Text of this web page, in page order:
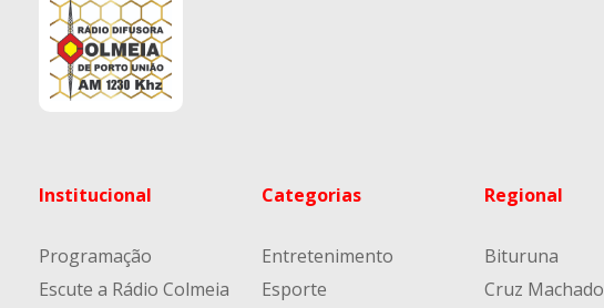
Institucional
Programação
Escute a Rádio Colmeia
Categorias
Entretenimento
Esporte
Regional
Bituruna
Cruz Machado